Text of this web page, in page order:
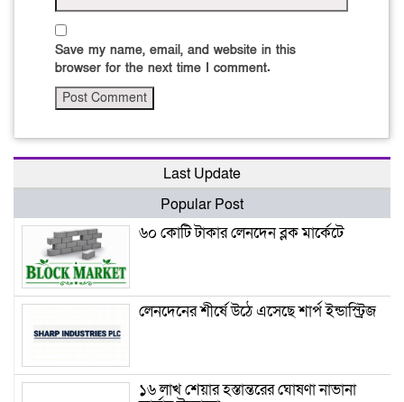
Save my name, email, and website in this
browser for the next time I comment.
Last Update
Popular Post
৬০ কোটি টাকার লেনদেন ব্লক মার্কেটে
লেনদেনের শীর্ষে উঠে এসেছে শার্প ইন্ডাস্ট্রিজ
১৬ লাখ শেয়ার হস্তান্তরের ঘোষণা নাভানা